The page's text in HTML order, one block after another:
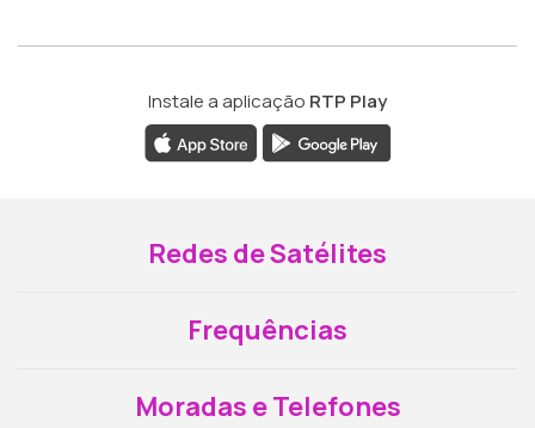
Instale a aplicação RTP Play
Redes de Satélites
Frequências
Moradas e Telefones